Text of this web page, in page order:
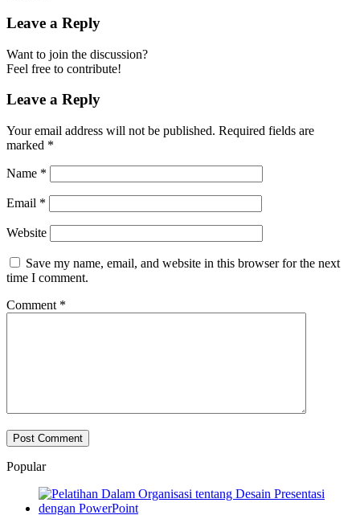
Leave a Reply
Want to join the discussion?
Feel free to contribute!
Leave a Reply
Your email address will not be published. Required fields are
marked *
Name *
Email *
Website
Save my name, email, and website in this browser for the next
time I comment.
Comment *
Popular